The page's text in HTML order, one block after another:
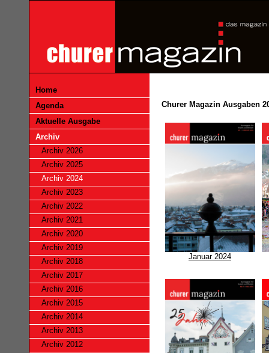
Home
Agenda
Aktuelle Ausgabe
Archiv
Archiv 2026
Archiv 2025
Archiv 2024
Archiv 2023
Archiv 2022
Archiv 2021
Archiv 2020
Archiv 2019
Archiv 2018
Archiv 2017
Archiv 2016
Archiv 2015
Archiv 2014
Archiv 2013
Archiv 2012
Churer Magazin Ausgaben
Januar 2024